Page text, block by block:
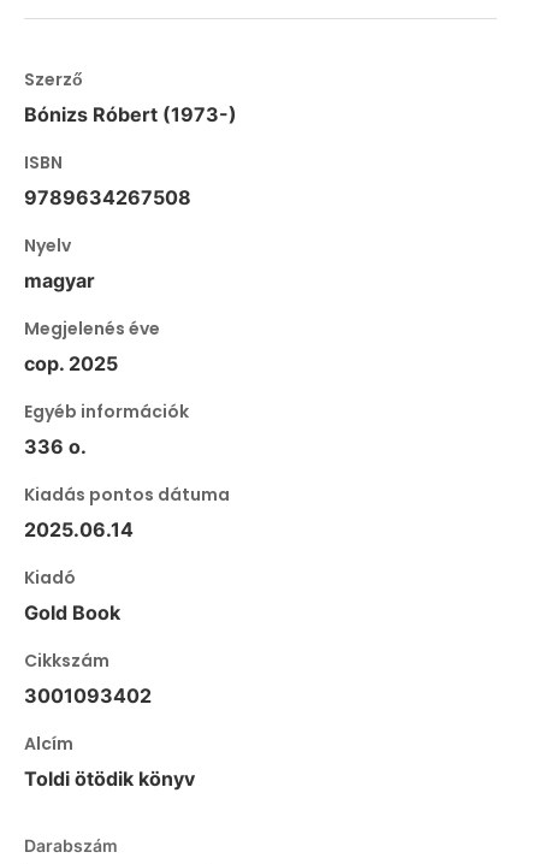
Szerző
Bónizs Róbert (1973-)
ISBN
9789634267508
Nyelv
magyar
Megjelenés éve
cop. 2025
Egyéb információk
336 o.
Kiadás pontos dátuma
2025.06.14
Kiadó
Gold Book
Cikkszám
3001093402
Alcím
Toldi ötödik könyv
Darabszám